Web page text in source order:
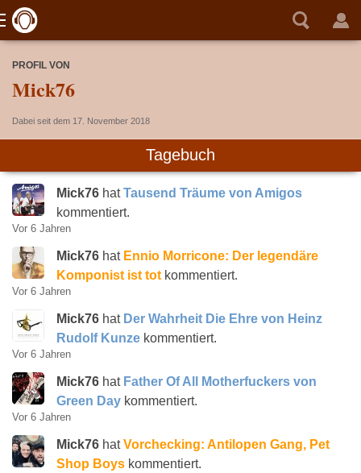
PROFIL VON
Mick76
Dabei seit dem 17. November 2018
Tagebuch
Mick76 hatTausend Träume von Amigos
kommentiert.
Vor 6 Jahren
Mick76 hat Ennio Morricone: Der legendäre
Komponist ist tot kommentiert.
Vor 6 Jahren
Mick76 hat Der Wahrheit Die Ehre von Heinz
Rudolf Kunze kommentiert.
Vor 6 Jahren
Mick76 hat Father Of All Motherfuckers von
Green Day kommentiert.
Vor 6 Jahren
Mick76 hatVorchecking: Antilopen Gang, Pet
Shop Boys kommentiert.